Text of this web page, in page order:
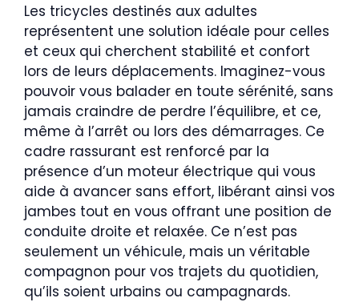
Les tricycles destinés aux adultes
représentent une solution idéale pour celles
et ceux qui cherchent stabilité et confort
lors de leurs déplacements. Imaginez-vous
pouvoir vous balader en toute sérénité, sans
jamais craindre de perdre l’équilibre, et ce,
même à l’arrêt ou lors des démarrages. Ce
cadre rassurant est renforcé par la
présence d’un moteur électrique qui vous
aide à avancer sans effort, libérant ainsi vos
jambes tout en vous offrant une position de
conduite droite et relaxée. Ce n’est pas
seulement un véhicule, mais un véritable
compagnon pour vos trajets du quotidien,
qu’ils soient urbains ou campagnards.